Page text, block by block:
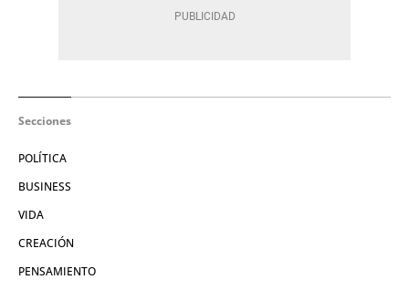
Secciones
POLÍTICA
BUSINESS
VIDA
CREACIÓN
PENSAMIENTO